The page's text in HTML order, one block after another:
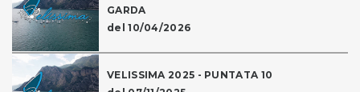
GARDA
del 10/04/2026
VELISSIMA 2025 - PUNTATA 10